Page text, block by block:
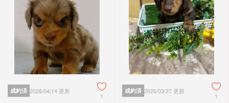
成約済 2026/04/14 更新
1
成約済 2026/03/27 更新
1